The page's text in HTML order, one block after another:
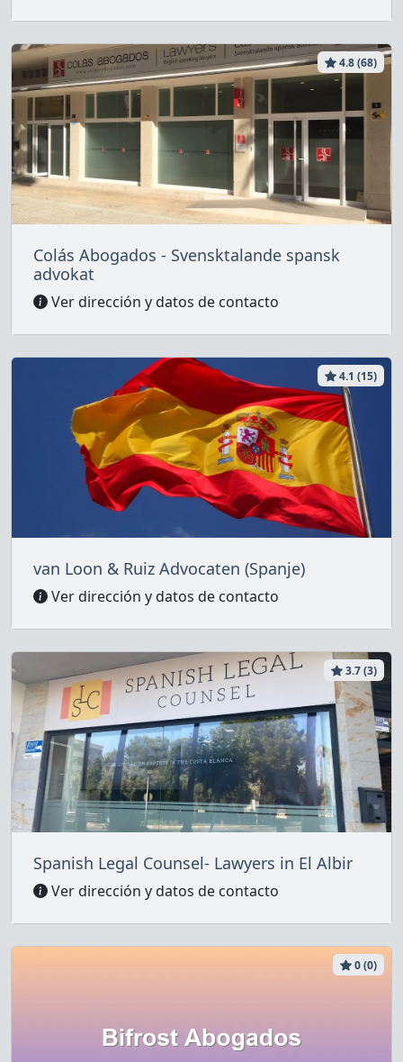
4.8 (68)
Colás Abogados - Svensktalande spansk
advokat
Ver dirección y datos de contacto
4.1 (15)
van Loon & Ruiz Advocaten (Spanje)
Ver dirección y datos de contacto
3.7 (3)
Spanish Legal Counsel- Lawyers in El Albir
Ver dirección y datos de contacto
0 (0)